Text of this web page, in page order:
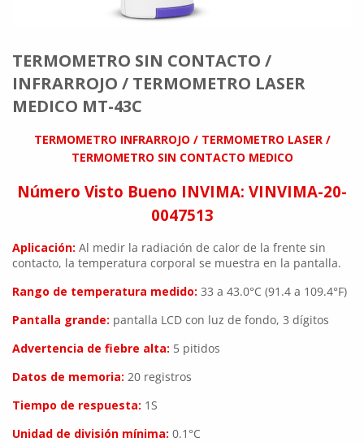
TERMOMETRO SIN CONTACTO /
INFRARROJO / TERMOMETRO LASER
MEDICO MT-43C
TERMOMETRO INFRARROJO / TERMOMETRO LASER /
TERMOMETRO SIN CONTACTO MEDICO
Número Visto Bueno INVIMA: VINVIMA-20-
0047513
Aplicación: Al medir la radiación de calor de la frente sin
contacto, la temperatura corporal se muestra en la pantalla.
Rango de temperatura medido: 33 a 43.0°C (91.4 a 109.4°F)
Pantalla grande: pantalla LCD con luz de fondo, 3 dígitos
Advertencia de fiebre alta: 5 pitidos
Datos de memoria: 20 registros
Tiempo de respuesta: 1S
Unidad de división mínima: 0.1°C